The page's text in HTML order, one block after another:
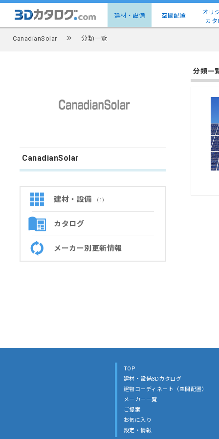
建材・設備 空間配置
オリ
カタ
CanadianSolar ≫ 分類一覧
CanadianSolar
建材・設備 （1）
カタログ
メーカー別更新情報
分類一
TOP
建材・設備3Dカタログ
建物コーディネート（空間配置）
メーカー一覧
ご提案
お気に入り
設定・情報